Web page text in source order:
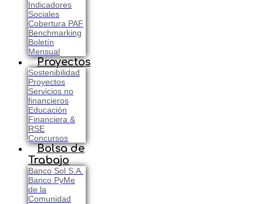
Indicadores
Sociales
Cobertura PAF
Benchmarking
Boletín
Mensual
Proyectos
Sostenibilidad
Proyectos
Servicios no
financieros
Educación
Financiera &
RSE
Concursos
Bolsa de
Trabajo
Banco Sol S.A.
Banco PyMe
de la
Comunidad